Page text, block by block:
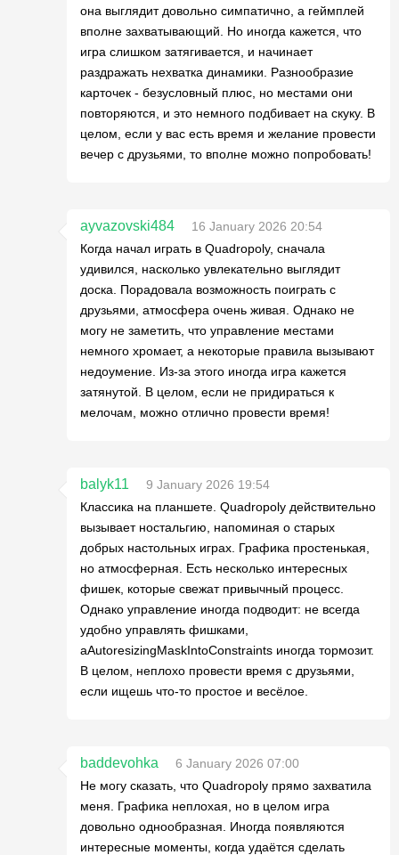
она выглядит довольно симпатично, а геймплей
вполне захватывающий. Но иногда кажется, что
игра слишком затягивается, и начинает
раздражать нехватка динамики. Разнообразие
карточек - безусловный плюс, но местами они
повторяются, и это немного подбивает на скуку. В
целом, если у вас есть время и желание провести
вечер с друзьями, то вполне можно попробовать!
ayvazovski484
16 January 2026 20:54
Когда начал играть в Quadropoly, сначала
удивился, насколько увлекательно выглядит
доска. Порадовала возможность поиграть с
друзьями, атмосфера очень живая. Однако не
могу не заметить, что управление местами
немного хромает, а некоторые правила вызывают
недоумение. Из-за этого иногда игра кажется
затянутой. В целом, если не придираться к
мелочам, можно отлично провести время!
balyk11
9 January 2026 19:54
Классика на планшете. Quadropoly действительно
вызывает ностальгию, напоминая о старых
добрых настольных играх. Графика простенькая,
но атмосферная. Есть несколько интересных
фишек, которые свежат привычный процесс.
Однако управление иногда подводит: не всегда
удобно управлять фишками,
аAutoresizingMaskIntoConstraints иногда тормозит.
В целом, неплохо провести время с друзьями,
если ищешь что-то простое и весёлое.
baddevohka
6 January 2026 07:00
Не могу сказать, что Quadropoly прямо захватила
меня. Графика неплохая, но в целом игра
довольно однообразная. Иногда появляются
интересные моменты, когда удаётся сделать